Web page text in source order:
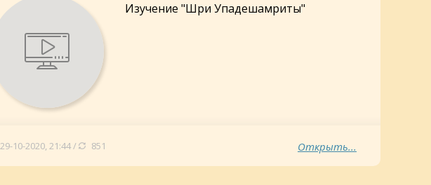
Изучение "Шри Упадешамриты"
29-10-2020, 21:44 / 851 Открыть...